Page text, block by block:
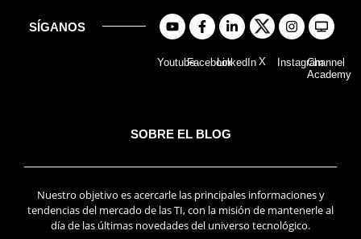
SÍGANOS
YoutubeFacebookLinkedIn X InstagramChannel
Academy
SOBRE EL BLOG
Nuestro objetivo es acercarle las principales informaciones y
tendencias del mercado de las TI, con la misión de mantenerle al
día de las últimas novedades del universo tecnológico.